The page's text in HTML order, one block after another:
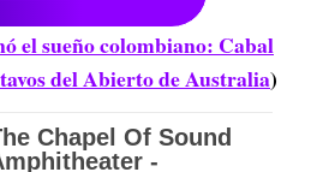
el sueño colombiano: Cabal
del Abierto de Australia)